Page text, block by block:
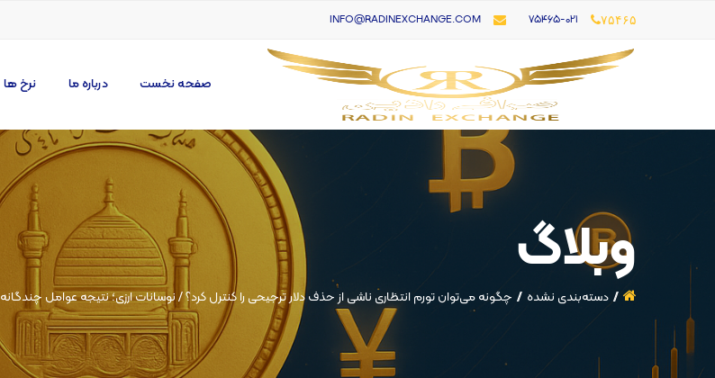
۷۵۴۶۵ INFO@RADINEXCHANGE.COM
صفحه نخست درباره ما نرخ ها
وبلاگ
دسته‌بندی نشده چگونه می‌توان تورم انتظاری ناشی از حذف دلار ترجیحی را کنترل کرد؟ / نوسانات ارزی؛ نتیجه عوامل چندگانه